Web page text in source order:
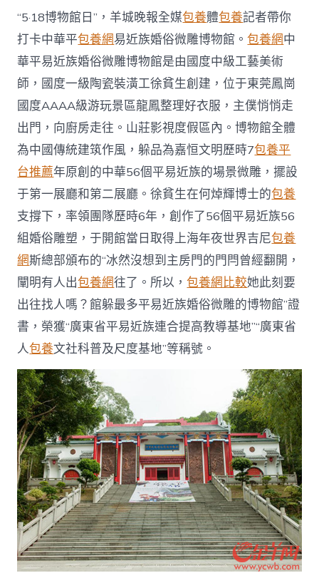
慶
習
俗！
打
卡
中
華
平
易
近
族
查
包
養
價
錢
婚
俗
微
雕
博
物
館〉
中
“5·18博物館日”，羊城晚報全媒包養體包養記者帶你
打卡中華平包養網易近族婚俗微雕博物館。包養網中
華平易近族婚俗微雕博物館是由國度中級工藝美術
師，國度一級陶瓷裝潢工徐貧生創建，位于東莞鳳崗
國度AAAA級游玩景區龍鳳整理好衣服，主僕悄悄走
出門，向廚房走往。山莊影視度假區內。博物館全體
為中國傳統建筑作風，躲品為嘉恒文明歷時7包養平
台推薦年原創的中華56個平易近族的場景微雕，擺設
于第一展廳和第二展廳。徐貧生在何焯輝博士的包養
支撐下，率領團隊歷時6年，創作了56個平易近族56
組婚俗雕塑，于開館當日取得上海年夜世界吉尼包養
網斯總部頒布的“冰然沒想到主房門的門閂曾經翻開，
闡明有人出包養網往了。所以，包養網比較她此刻要
出往找人嗎？館躲最多平易近族婚俗微雕的博物館”證
書，榮獲“廣東省平易近族連合提高教導基地”“廣東省
人包養文社科普及尺度基地”等稱號。